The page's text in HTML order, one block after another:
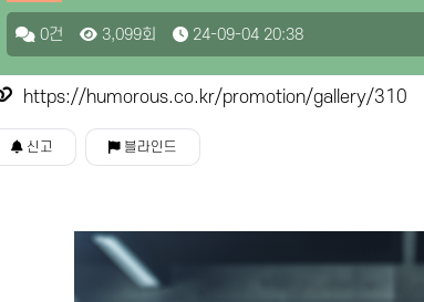
0건 3,099회 24-09-04 20:38
https://humorous.co.kr/promotion/gallery/310
신고 블라인드